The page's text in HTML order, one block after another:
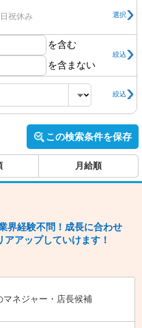
祝休み 選択
を含む
を含まない
絞込
絞込
この検索条件を保存
月給順
経験不問！成長に合わせ
アップしていけます！
ネジャー・店長候補